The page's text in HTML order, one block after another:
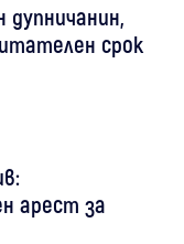
срок
арест за